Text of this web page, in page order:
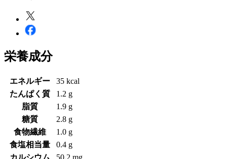
栄養成分
エネルギー
35 kcal
たんぱく質
1.2 g
脂質
1.9 g
糖質
2.8 g
食物繊維
1.0 g
食塩相当量
0.4 g
カルシウム
50.2 mg